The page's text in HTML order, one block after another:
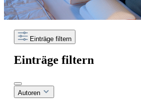
Einträge filtern
Einträge filtern
Autoren